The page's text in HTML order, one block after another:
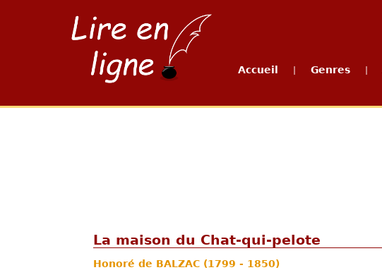
Accueil Genres
La maison du Chat-qui-pelote
Honoré de BALZAC (1799 - 1850)